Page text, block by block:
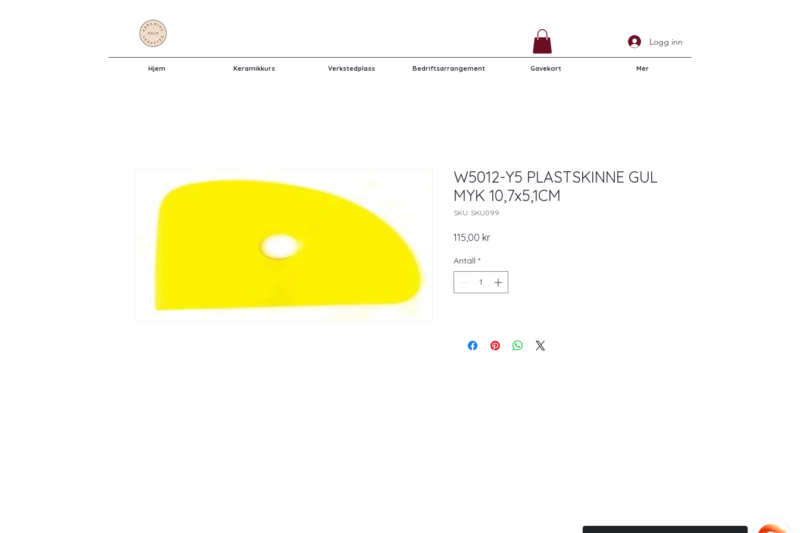
Logg inn
Hjem Keramikkurs Verkstedplass Bedriftsarrangement Gavekort Mer
W5012-Y5 PLASTSKINNE GUL
MYK 10,7x5,1CM
SKU: SKU099
115,00 krPris
Antall *